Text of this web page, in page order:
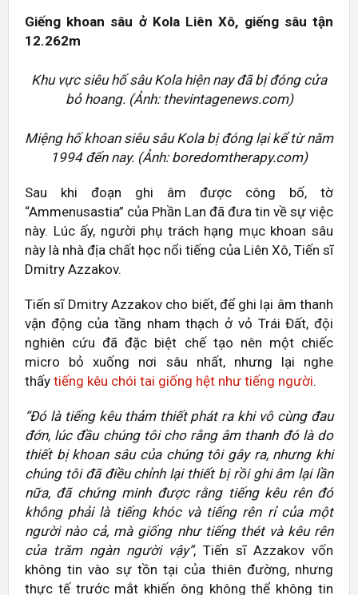
Giếng khoan sâu ở Kola Liên Xô, giếng sâu tận
12.262m
Khu vực siêu hố sâu Kola hiện nay đã bị đóng cửa
bỏ hoang. (Ảnh: thevintagenews.com)
Miệng hố khoan siêu sâu Kola bị đóng lại kể từ năm
1994 đến nay. (Ảnh: boredomtherapy.com)
Sau khi đoạn ghi âm được công bố, tờ
“Ammenusastia” của Phần Lan đã đưa tin về sự việc
này. Lúc ấy, người phụ trách hạng mục khoan sâu
này là nhà địa chất học nổi tiếng của Liên Xô, Tiến sĩ
Dmitry Azzakov.
Tiến sĩ Dmitry Azzakov cho biết, để ghi lại âm thanh
vận động của tầng nham thạch ở vỏ Trái Đất, đội
nghiên cứu đã đặc biệt chế tạo nên một chiếc
micro bỏ xuống nơi sâu nhất, nhưng lại nghe
thấy tiếng kêu chói tai giống hệt như tiếng người.
“Đó là tiếng kêu thảm thiết phát ra khi vô cùng đau
đớn, lúc đầu chúng tôi cho rằng âm thanh đó là do
thiết bị khoan sâu của chúng tôi gây ra, nhưng khi
chúng tôi đã điều chỉnh lại thiết bị rồi ghi âm lại lần
nữa, đã chứng minh được rằng tiếng kêu rên đó
không phải là tiếng khóc và tiếng rên rỉ của một
người nào cả, mà giống như tiếng thét và kêu rên
của trăm ngàn người vậy”, Tiến sĩ Azzakov vốn
không tin vào sự tồn tại của thiên đường, nhưng
thực tế trước mắt khiến ông không thể không tin